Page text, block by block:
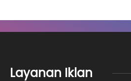
Layanan Iklan